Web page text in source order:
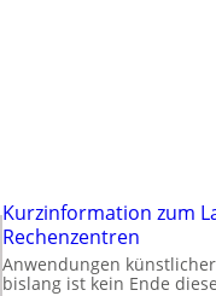
Kurzinformation zum
Rechenzentren
Anwendungen
bislang ist kein Ende